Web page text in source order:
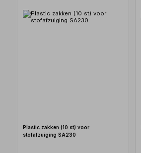
Plastic zakken (10 st) voor
stofafzuiging SA230